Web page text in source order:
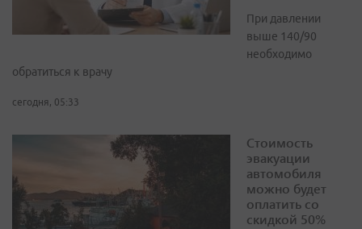
При давлении
выше 140/90
необходимо
обратиться к врачу
сегодня, 05:33
Стоимость
эвакуации
автомобиля
можно будет
оплатить со
скидкой 50%